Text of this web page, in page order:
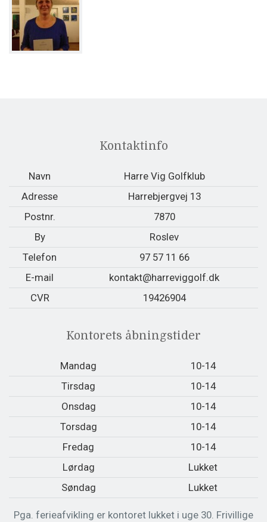
Kontaktinfo
Navn
Harre Vig Golfklub
Adresse
Harrebjergvej 13
Postnr.
7870
By
Roslev
Telefon
97 57 11 66
E-mail
kontakt@harreviggolf.dk
CVR
19426904
Kontorets åbningstider
Mandag
10-14
Tirsdag
10-14
Onsdag
10-14
Torsdag
10-14
Fredag
10-14
Lørdag
Lukket
Søndag
Lukket
Pga. ferieafvikling er kontoret lukket i uge 30. Frivillige